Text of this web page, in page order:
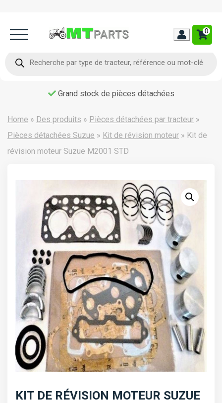
0
produits
Grand stock de pièces détachées
Home » Des produits » Pièces détachées par tracteur »
Pièces détachées Suzue » Kit de révision moteur » Kit de
révision moteur Suzue M2001 STD
KIT DE RÉVISION MOTEUR SUZUE